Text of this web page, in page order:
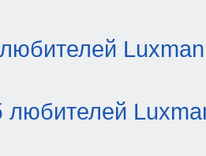
Luxman
любителей